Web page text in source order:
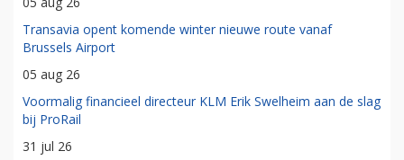
Transavia opent komende winter nieuwe route vanaf
Brussels Airport
05 aug 26
Voormalig financieel directeur KLM Erik Swelheim aan de slag
bij ProRail
31 jul 26